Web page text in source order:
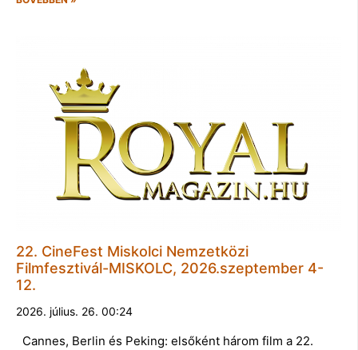
22. CineFest Miskolci Nemzetközi
Filmfesztivál-MISKOLC, 2026.szeptember 4-
12.
2026. július. 26. 00:24
Cannes, Berlin és Peking: elsőként három film a 22.